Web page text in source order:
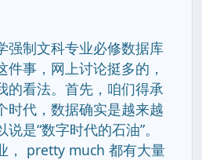
强制文科专业必修数据库
件事，网上讨论挺多的，
的看法。首先，咱们得承
时代，数据确实是越来越
是“数字时代的石油”。
， pretty much 都有大量